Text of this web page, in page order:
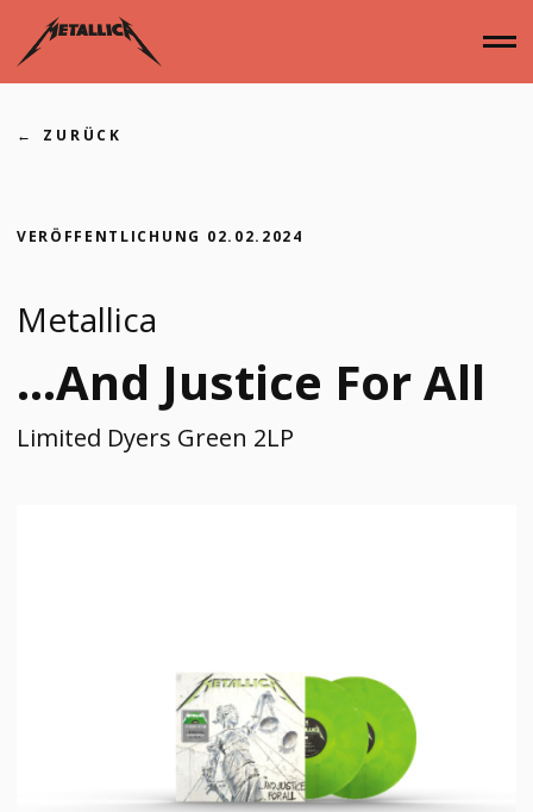
Inhalt
springen
Singles
ZURÜCK
VERÖFFENTLICHUNG 02.02.2024
Metallica
…And Justice For All
Limited Dyers Green 2LP